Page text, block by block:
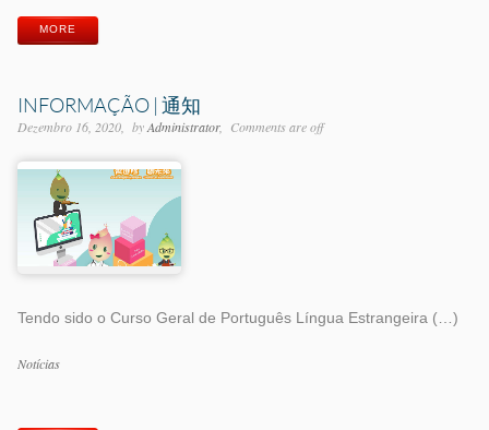
MORE
INFORMAÇÃO | 通知
Dezembro 16, 2020 byAdministrator Comments are off
Tendo sido o Curso Geral de Português Língua Estrangeira (…)
Categorias
Notícias